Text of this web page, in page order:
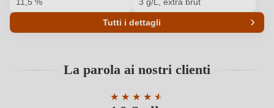
Tutti i dettagli
La parola ai nostri clienti
★ ★ ★ ★ ★
★